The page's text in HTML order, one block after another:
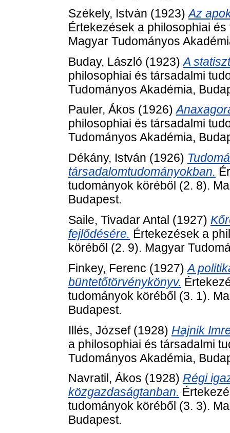
Székely, István (1923)Az
Értekezések a philosophiai
Magyar Tudományos
Buday, László (1923)A
philosophiai és társadalmi
Tudományos Akadémia,
Pauler, Ákos (1926)
philosophiai és társadalmi
Tudományos Akadémia,
Dékány, István (1926)
társadalomtudományokban.
tudományok köréből (2. 8).
Budapest.
Saile, Tivadar Antal (1927)
fejlődésére. Értekezések a
köréből (2. 9). Magyar
Finkey, Ferenc (1927)A
büntetőtörvénykönyv.
tudományok köréből (3. 1).
Budapest.
Illés, József(1928) Hajnik
a philosophiai és társadalmi
Tudományos Akadémia,
Navratil, Ákos (1928) Régi
közgazdaságtanban.
tudományok köréből (3. 3).
Budapest.